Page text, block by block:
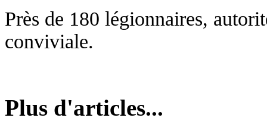
Près de 180 légionnaires,
conviviale.
Plus d'articles...